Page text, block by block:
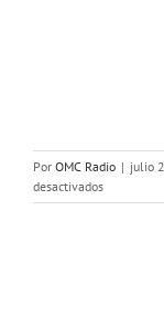
Por OMC Radio | julio
desactivadosen
El